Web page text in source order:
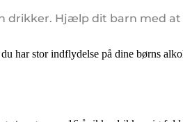
drikker. Hjælp dit barn med at
har stor indflydelse på dine børns